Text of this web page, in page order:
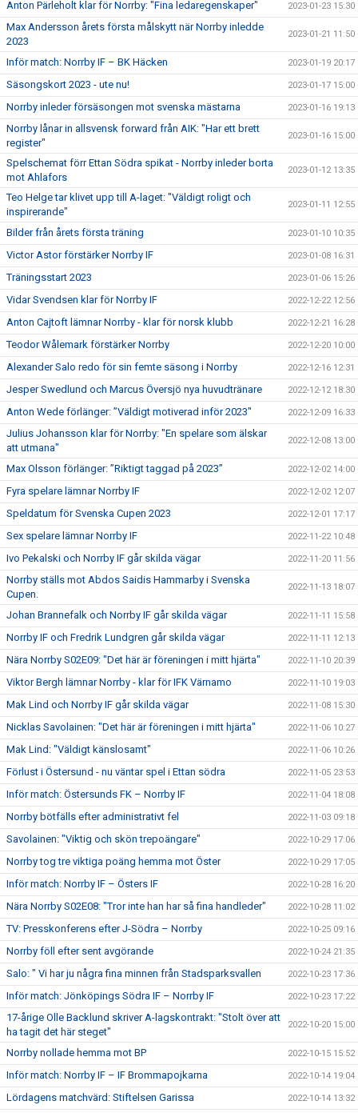
Anton Pärleholt klar för Norrby: "Fina ledaregenskaper" 2023-01-23 15:30
Max Andersson årets första målskytt när Norrby inledde
2023
2023-01-21 11:50
Inför match: Norrby IF – BK Häcken 2023-01-19 20:17
Säsongskort 2023 - ute nu! 2023-01-17 15:00
Norrby inleder försäsongen mot svenska mästarna 2023-01-16 19:13
Norrby lånar in allsvensk forward från AIK: "Har ett brett
register"
2023-01-16 15:00
Spelschemat förr Ettan Södra spikat - Norrby inleder borta
mot Ahlafors
2023-01-12 13:35
Teo Helge tar klivet upp till A-laget: "Väldigt roligt och
inspirerande"
2023-01-11 12:55
Bilder från årets första träning 2023-01-10 10:35
Victor Astor förstärker Norrby IF 2023-01-08 16:31
Träningsstart 2023 2023-01-06 15:26
Vidar Svendsen klar för Norrby IF 2022-12-22 12:56
Anton Cajtoft lämnar Norrby - klar för norsk klubb 2022-12-21 16:28
Teodor Wålemark förstärker Norrby 2022-12-20 10:00
Alexander Salo redo för sin femte säsong i Norrby 2022-12-16 12:31
Jesper Swedlund och Marcus Översjö nya huvudtränare 2022-12-12 18:30
Anton Wede förlänger: ”Väldigt motiverad inför 2023" 2022-12-09 16:33
Julius Johansson klar för Norrby: "En spelare som älskar
att utmana"
2022-12-08 13:00
Max Olsson förlänger: ”Riktigt taggad på 2023” 2022-12-02 14:00
Fyra spelare lämnar Norrby IF 2022-12-02 12:07
Speldatum för Svenska Cupen 2023 2022-12-01 17:17
Sex spelare lämnar Norrby IF 2022-11-22 10:48
Ivo Pekalski och Norrby IF går skilda vägar 2022-11-20 11:56
Norrby ställs mot Abdos Saidis Hammarby i Svenska
Cupen.
2022-11-13 18:07
Johan Brannefalk och Norrby IF går skilda vägar 2022-11-11 15:58
Norrby IF och Fredrik Lundgren går skilda vägar 2022-11-11 12:13
Nära Norrby S02E09: "Det här är föreningen i mitt hjärta" 2022-11-10 20:39
Viktor Bergh lämnar Norrby - klar för IFK Värnamo 2022-11-10 19:03
Mak Lind och Norrby IF går skilda vägar 2022-11-08 15:30
Nicklas Savolainen: "Det här är föreningen i mitt hjärta" 2022-11-06 10:27
Mak Lind: "Väldigt känslosamt" 2022-11-06 10:26
Förlust i Östersund - nu väntar spel i Ettan södra 2022-11-05 23:53
Inför match: Östersunds FK – Norrby IF 2022-11-04 18:08
Norrby bötfälls efter administrativt fel 2022-11-03 09:18
Savolainen: "Viktig och skön trepoängare" 2022-10-29 17:06
Norrby tog tre viktiga poäng hemma mot Öster 2022-10-29 17:05
Inför match: Norrby IF – Östers IF 2022-10-28 16:20
Nära Norrby S02E08: "Tror inte han har så fina handleder" 2022-10-28 11:02
TV: Presskonferens efter J-Södra – Norrby 2022-10-25 09:16
Norrby föll efter sent avgörande 2022-10-24 21:35
Salo: " Vi har ju några fina minnen från Stadsparksvallen 2022-10-23 17:36
Inför match: Jönköpings Södra IF – Norrby IF 2022-10-23 17:22
17-årige Olle Backlund skriver A-lagskontrakt: "Stolt över att
ha tagit det här steget"
2022-10-20 15:00
Norrby nollade hemma mot BP 2022-10-15 15:52
Inför match: Norrby IF – IF Brommapojkarna 2022-10-14 19:04
Lördagens matchvärd: Stiftelsen Garissa 2022-10-14 13:32